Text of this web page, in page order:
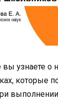
вы узнаете о
которые